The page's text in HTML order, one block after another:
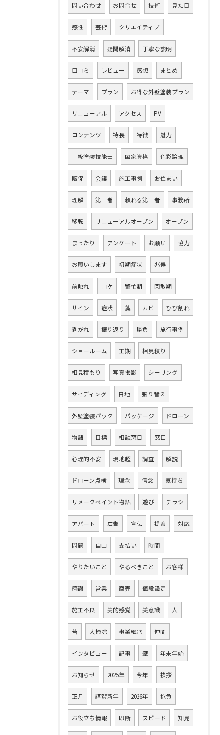
問い合わせ お問合せ 技術 見た目
感性 芸術 クリエイティブ
不安解消 疑問解消 丁寧な説明
口コミ レビュー 感想 まとめ
テーマ プラン お得な外壁塗装プラン
リニューアル アクセス PV
コンテンツ 特長 特徴 魅力
一級塗装技能士 国家資格 色彩論理
販促 会議 施工事例 お住まい
理解 第三者 頼れる第三者 事務所
移転 リニューアルオープン オープン
まったり アンケート お願い 協力
お願いします 初期症状 兆候
前触れ コケ 繁忙期 閑散期
サイン 症状 藻 カビ ひび割れ
剥がれ 振り返り 勝負 施行事例
ショールーム 工期 相見積り
相見積もり 写真撮影 シーリング
サイディング 目地 張り替え
外壁塗装パック パッケージ ドローン
物語 目標 相談窓口 窓口
心理的不安 現地超 調査 解説
ドローン点検 理念 信念 気持ち
リメークペイント物語 遊び チラシ
アパート 広告 宣伝 提案 対応
問題 自由 支払い 時間
やりたいこと やるべきこと お客様
感謝 営業 商売 値段設定
施工不良 美的感覚 美意識 人
苔 大掃除 事業継承 仲間
インタビュー 記事 壁 年末年始
お知らせ 2025年 今年 挨拶
正月 謹賀新年 2026年 抱負
お役立ち情報 即断 スピード 知見